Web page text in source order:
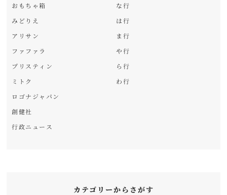
おもちゃ箱
みどりえ
アリサン
ファファラ
プリスティン
ミトク
ロゴナジャパン
創健社
行政ニュース
な行
は行
ま行
や行
ら行
わ行
カテゴリーからさがす